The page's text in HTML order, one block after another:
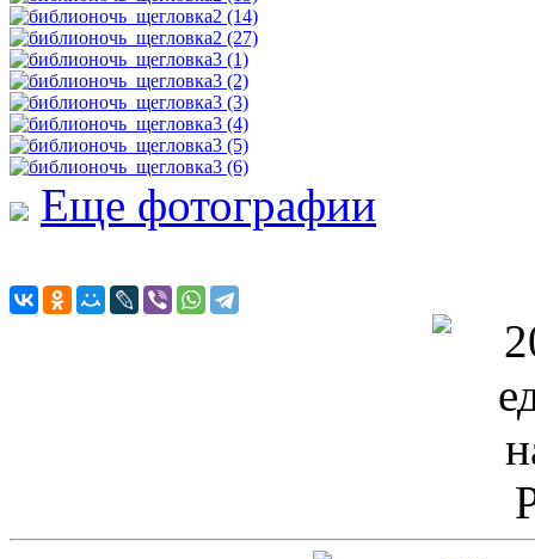
Еще фотографии